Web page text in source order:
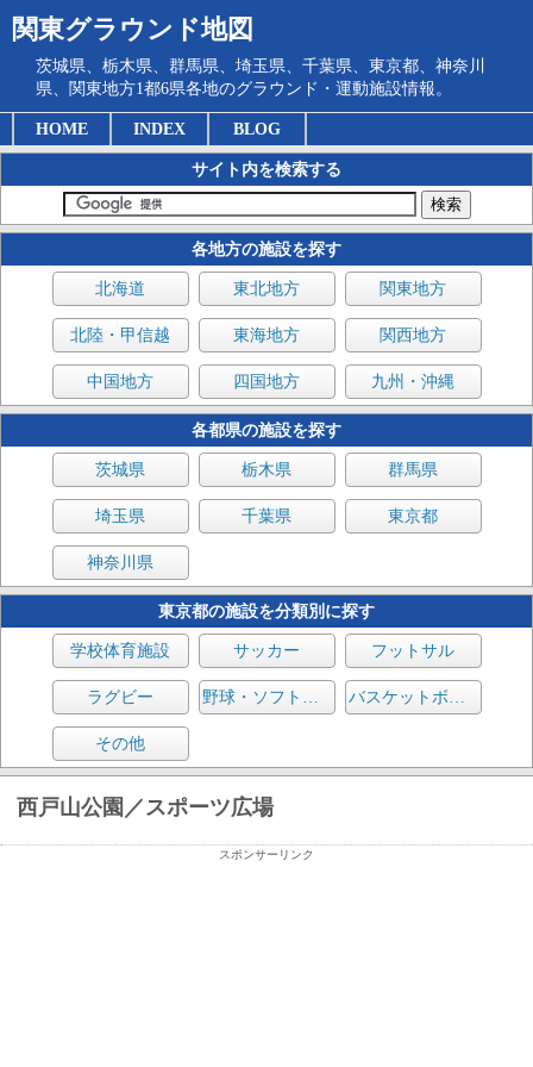
関東グラウンド地図
茨城県、栃木県、群馬県、埼玉県、千葉県、東京都、神奈川
県、関東地方1都6県各地のグラウンド・運動施設情報。
HOME INDEX BLOG
サイト内を検索する
各地方の施設を探す
北海道 東北地方 関東地方
北陸・甲信越 東海地方 関西地方
中国地方 四国地方 九州・沖縄
各都県の施設を探す
茨城県 栃木県 群馬県
埼玉県 千葉県 東京都
神奈川県
東京都の施設を分類別に探す
学校体育施設 サッカー フットサル
ラグビー 野球・ソフトボール バスケットボール
その他
西戸山公園／スポーツ広場
スポンサーリンク